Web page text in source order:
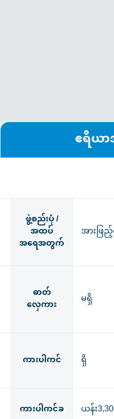
ဧရိယ
ဖွဲ့စည်းပုံ /
အထပ်
အရေအတွက်
အားဖ
ဓာတ်
လှေကား မရှိ
ကားပါကင် ရှိ
ကားပါကင်ခ ယန်း